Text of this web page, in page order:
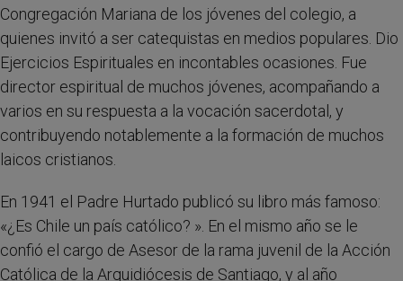
Congregación Mariana de los jóvenes del colegio, a
quienes invitó a ser catequistas en medios populares. Dio
Ejercicios Espirituales en incontables ocasiones. Fue
director espiritual de muchos jóvenes, acompañando a
varios en su respuesta a la vocación sacerdotal, y
contribuyendo notablemente a la formación de muchos
laicos cristianos.
En 1941 el Padre Hurtado publicó su libro más famoso:
«¿Es Chile un país católico? ». En el mismo año se le
confió el cargo de Asesor de la rama juvenil de la Acción
Católica de la Arquidiócesis de Santiago, y al año